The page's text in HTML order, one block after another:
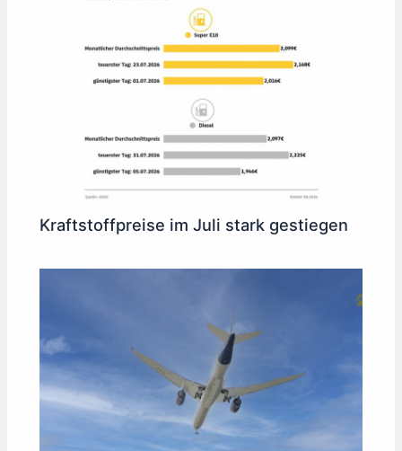
Kraftstoffpreise im Juli stark gestiegen